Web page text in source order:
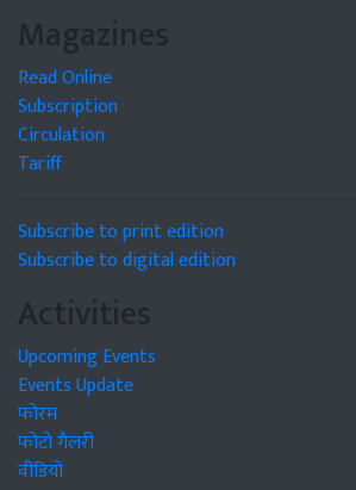
Magazines
Read Online
Subscription
Circulation
Tariff
Subscribe to print edition
Subscribe to digital edition
Activities
Upcoming Events
Events Update
फोरम
फोटो गैलरी
वीडियो